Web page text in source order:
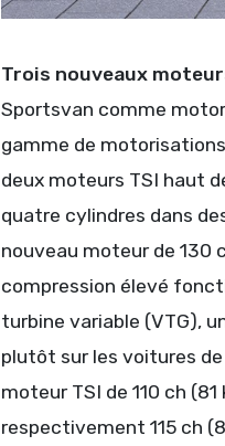
Trois nouveaux
Sportsvan comme
gamme de motorisations
deux moteurs TSI haut
quatre cylindres dans
nouveau moteur de 130
compression élevé
turbine variable (VTG),
plutôt sur les voitures
moteur TSI de 110 ch
respectivement 115 ch